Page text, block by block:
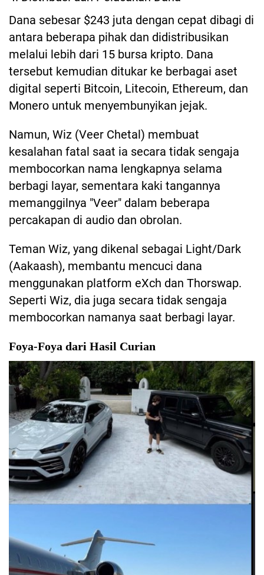
Dana sebesar $243 juta dengan cepat dibagi di
antara beberapa pihak dan didistribusikan
melalui lebih dari 15 bursa kripto. Dana
tersebut kemudian ditukar ke berbagai aset
digital seperti Bitcoin, Litecoin, Ethereum, dan
Monero untuk menyembunyikan jejak.
Namun, Wiz (Veer Chetal) membuat
kesalahan fatal saat ia secara tidak sengaja
membocorkan nama lengkapnya selama
berbagi layar, sementara kaki tangannya
memanggilnya "Veer" dalam beberapa
percakapan di audio dan obrolan.
Teman Wiz, yang dikenal sebagai Light/Dark
(Aakaash), membantu mencuci dana
menggunakan platform eXch dan Thorswap.
Seperti Wiz, dia juga secara tidak sengaja
membocorkan namanya saat berbagi layar.
Foya-Foya dari Hasil Curian